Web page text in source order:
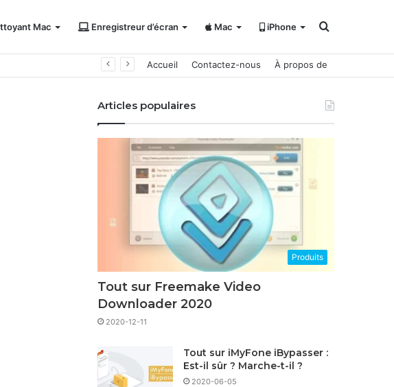
Mac Enregistreur d’écran Mac iPhone Rechercher
Accueil Contactez-nous À propos de
Articles populaires
Produits
Tout sur Freemake Video
Downloader 2020
2020-12-11
Tout sur iMyFone iBypasser :
Est-il sûr ? Marche-t-il ?
2020-06-05